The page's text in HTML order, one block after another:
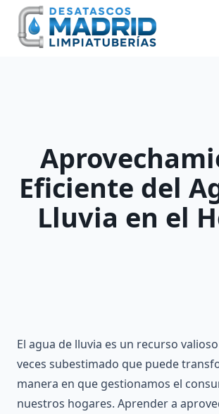
Skip
content
Eficiente del
Lluvia en el
El agua de lluvia es un recurso
veces subestimado que puede
manera en que gestionamos el
nuestros hogares. Aprender a